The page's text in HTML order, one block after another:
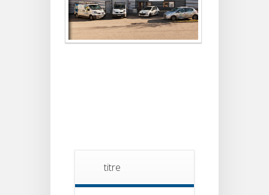
titre